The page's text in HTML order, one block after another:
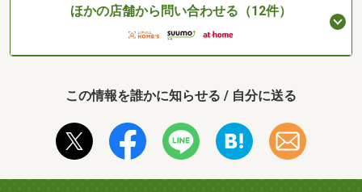
ほかの店舗から問い合わせる（12件）
この情報を誰かに知らせる / 自分に送る